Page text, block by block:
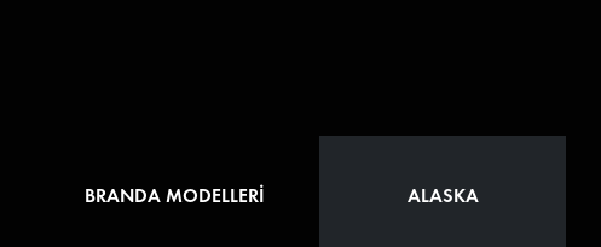
BRANDA MODELLERİ ALASKA